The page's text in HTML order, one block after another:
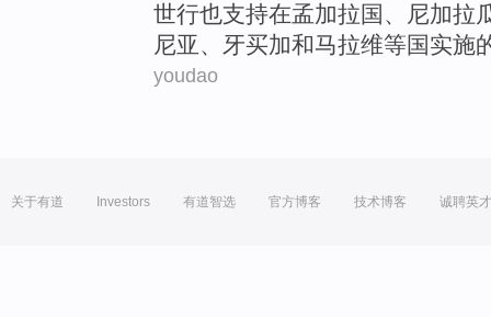
世行也支持在孟加拉国 、
尼加拉
尼亚、 牙买加和马拉维等国实施
youdao
关于有道 Investors 有道智选 官方博客 技术博客 诚聘英才